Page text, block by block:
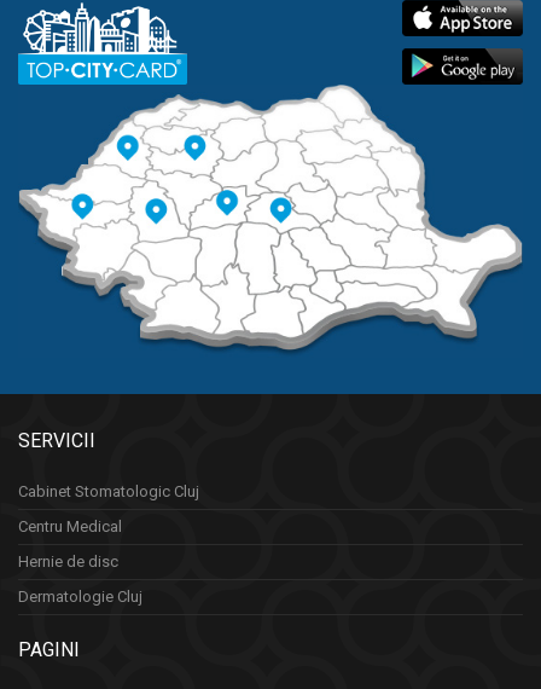
SERVICII
Cabinet Stomatologic Cluj
Centru Medical
Hernie de disc
Dermatologie Cluj
PAGINI